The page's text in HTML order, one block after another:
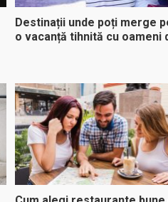
Destinații unde poți merge
o vacanță tihnită cu oameni